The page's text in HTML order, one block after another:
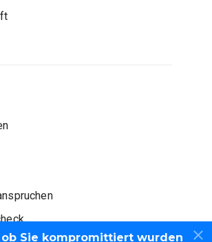
ob Sie kompromittiert wurden